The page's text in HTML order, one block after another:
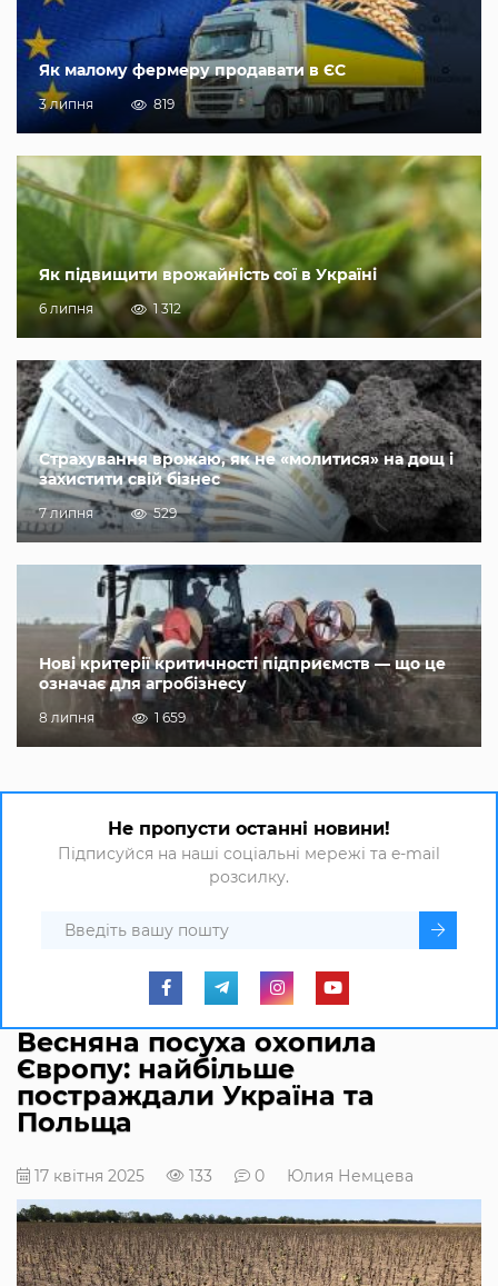
Як малому фермеру продавати в ЄС
3 липня 819
Як підвищити врожайність сої в Україні
6 липня 1 312
Страхування врожаю, як не «молитися» на дощ і
захистити свій бізнес
7 липня 529
Нові критерії критичності підприємств — що це
означає для агробізнесу
8 липня 1 659
Не пропусти останні новини!
Підписуйся на наші соціальні мережі та e-mail
розсилку.
Весняна посуха охопила
Європу: найбільше
постраждали Україна та
Польща
17 квітня 2025 133 0 Юлия Немцева